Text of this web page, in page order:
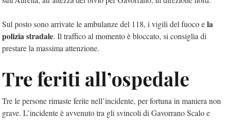
Sul posto sono arrivate le ambulanze del 118, i vigili del fuoco ela
polizia stradale. Il traffico al momento è bloccato, si consiglia di
prestare la massima attenzione.
Tre feriti all’ospedale
Tre le persone rimaste ferite nell’incidente, per fortuna in maniera non
grave. L’incidente è avvenuto tra gli svincoli di Gavorrano Scalo e